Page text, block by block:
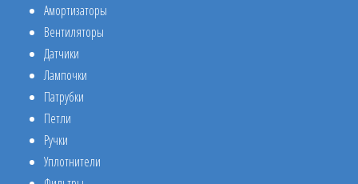
Амортизаторы
Вентиляторы
Датчики
Лампочки
Патрубки
Петли
Ручки
Уплотнители